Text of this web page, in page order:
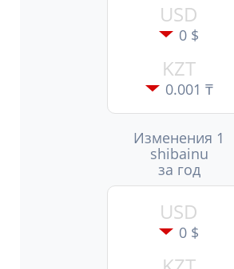
USD
0 $
KZT
0.001 ₸
Изменения 1
shibainu
за год
USD
0 $